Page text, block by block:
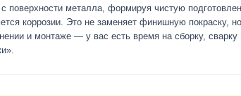
поверхности металла, формируя чистую
коррозии. Это не заменяет финишную покраску,
и монтаже — у вас есть время на сборку, сварку